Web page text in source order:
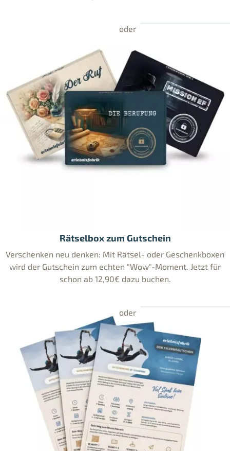
Rätselbox zum Gutschein
Verschenken neu denken: Mit Rätsel- oder Geschenkboxen
wird der Gutschein zum echten "Wow"-Moment. Jetzt für
schon ab 12,90€ dazu buchen.